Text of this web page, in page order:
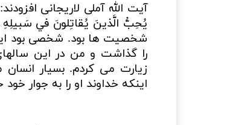
آیت الله آملی لاریجانی
يُحِبُّ الَّذينَ يُقاتِلونَ في
شخصیت ها بود. شخصی بود این
را گذاشت و من در این
زیارت می کردم. بسیار
اینکه خداوند او را به جوار خود